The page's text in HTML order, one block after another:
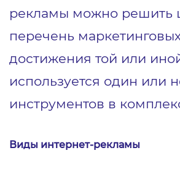
рекламы можно решить
перечень
достижения той или
используется один или
инструментов в
Виды интернет-рекламы